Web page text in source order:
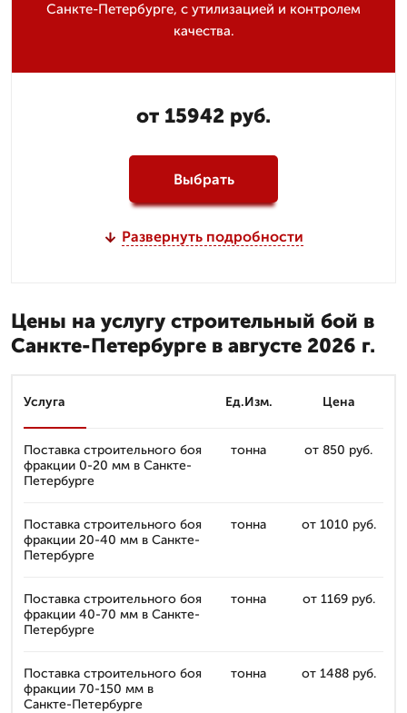
Санкте-Петербурге, с утилизацией и контролем
качества.
от 15942 руб.
Выбрать
Развернуть подробности
Цены на услугу строительный бой в
Санкте-Петербурге в августе 2026 г.
Услуга Ед.Изм. Цена
Поставка строительного боя
фракции 0-20 мм в Санкте-
Петербурге
тонна от 850 руб.
Поставка строительного боя
фракции 20-40 мм в Санкте-
Петербурге
тонна от 1010 руб.
Поставка строительного боя
фракции 40-70 мм в Санкте-
Петербурге
тонна от 1169 руб.
Поставка строительного боя
фракции 70-150 мм в
Санкте-Петербурге
тонна от 1488 руб.